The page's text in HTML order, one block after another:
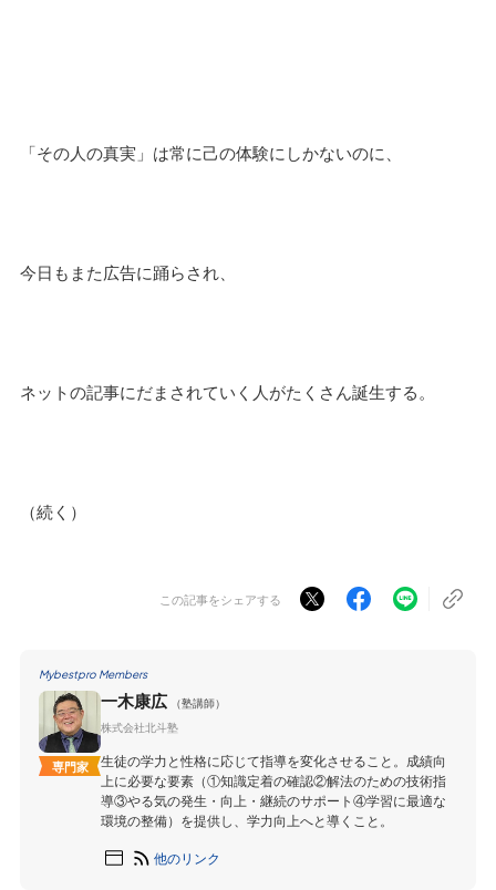
「その人の真実」は常に己の体験にしかないのに、
今日もまた広告に踊らされ、
ネットの記事にだまされていく人がたくさん誕生する。
（続く）
この記事をシェアする
Mybestpro Members
専門家
一木康広
（塾講師）
株式会社北斗塾
生徒の学力と性格に応じて指導を変化させること。成績向
上に必要な要素（①知識定着の確認②解法のための技術指
導③やる気の発生・向上・継続のサポート④学習に最適な
環境の整備）を提供し、学力向上へと導くこと。
他のリンク